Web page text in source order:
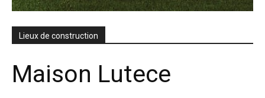
Lieux de construction
Maison Lutece